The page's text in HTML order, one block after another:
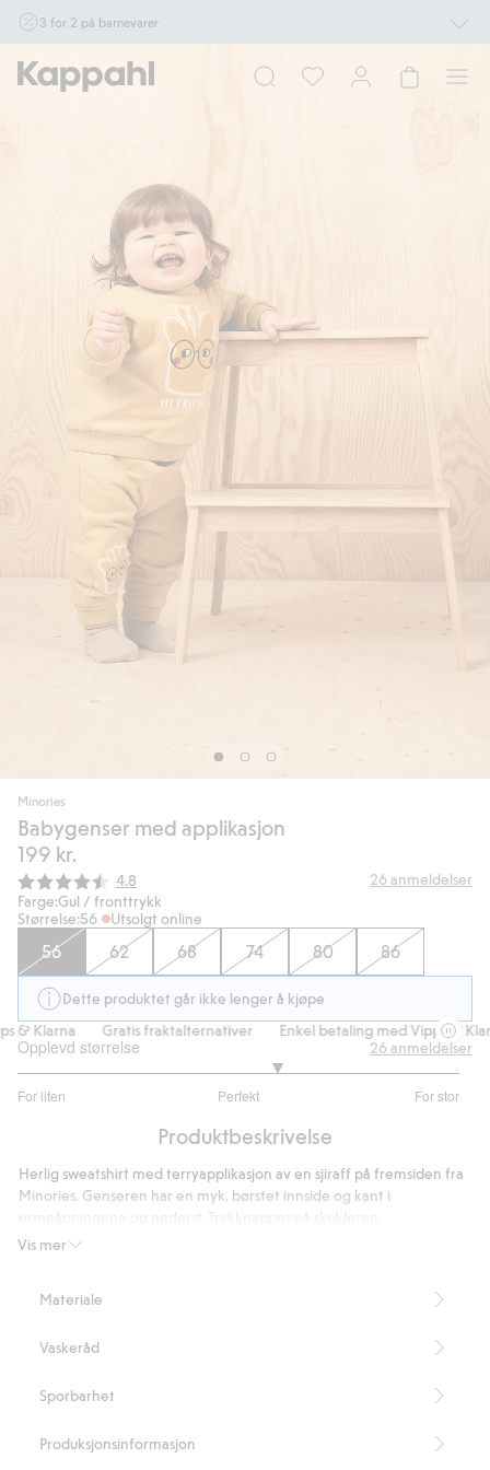
3 for 2 på barnevarer
17/8 i butikk & online for deg som er eller blir medlem. Kan ikke kombineres med
andre tilbud eller rabatter.
Minories
Babygenser med applikasjon
199 kr.
Gjennomsnittskarakter:
4.8 26 anmeldelser
Farge:Gul / fronttrykk
Størrelse:56 Utsolgt online
56 62 68 74 80 86
Dette produktet går ikke lenger å kjøpe
Klarna
Gratis fraktalternativer Enkel betaling med Vipps & Klarna
Opplevd størrelse
For liten Perfekt For stor
av
23
stemmer
26 anmeldelser
Produktbeskrivelse
Vis mer
Herlig sweatshirt med terryapplikasjon av en sjiraff på fremsiden fra
Minories. Genseren har en myk, børstet innside og kant i
Inneholder 80 % økologisk bomull.
Materiale
Vaskeråd
Sporbarhet
Produksjonsinformasjon